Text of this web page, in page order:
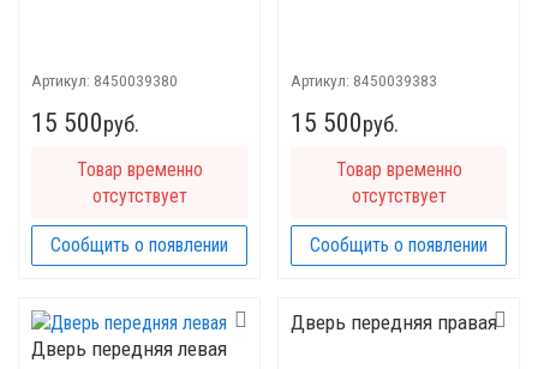
Артикул: 8450039380
15 500руб.
Товар временно
отсутствует
Сообщить о появлении
Артикул: 8450039383
15 500руб.
Товар временно
отсутствует
Сообщить о появлении
Дверь передняя левая
Дверь передняя правая